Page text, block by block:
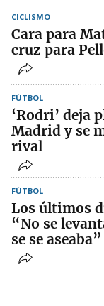
CICLISMO
Cara para
cruz para
FÚTBOL
‘Rodri’ deja
Madrid y se
rival
FÚTBOL
Los últimos
“No se
se se aseaba”